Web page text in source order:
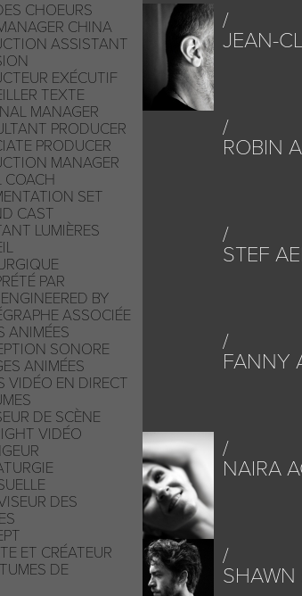
CHOEURS
CHINA
ASSISTANT
EXÉCUTIF
TEXTE
MANAGER
PRODUCER
PRODUCER
MANAGER
COACH
SET
CAST
LUMIÈRES
PAR
BY
ASSOCIÉE
ANIMÉES
SONORE
ANIMÉES
VIDÉO EN DIRECT
DE SCÈNE
VIDÉO
DES
ET CRÉATEUR
DE
JEAN-
ROBIN
STEF
FANNY
NAIRA
SHAWN